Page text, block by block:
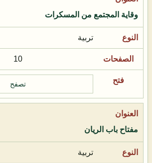
وقاية المجتمع من المسكرات
تربية
10
تصفح
مفتاح باب الريان
تربية